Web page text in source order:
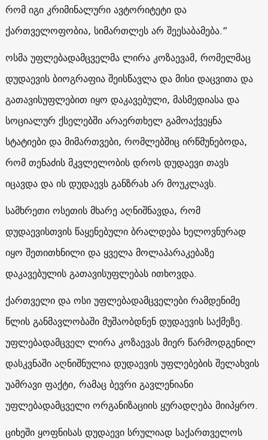
რომ იგი კრიმინალური ავტორიტეტი და
ქართველოფობია, სიმართლეს არ შეესაბამება.”
ოსმა უფლებადამცველმა ლირა კოზაევამ, რომელმაც
დუდაევის ბიოგრაფია შეისწავლა და მისი დაცვითა და
გათავისუფლებით იყო დაკავებული, მასმედიასა და
სოციალურ ქსელებში არაერთხელ გამოაქვეყნა
სტატიები და მიმართვები, რომლებშიც ირწმუნებოდა,
რომ თენაძის მკვლელობის დროს დუდაევი თავს
იცავდა და ის დუდაევს განზრახ არ მოუკლავს.
სამხრეთი ოსეთის მხარე აღნიშნავდა, რომ
დუდაევისთვის წაყენებული ბრალდება ხელოვნურად
იყო შეთითხნილი და ყველა მოლაპარაკებაზე
დაკავებულის გათავისუფლებას ითხოვდა.
ქართველი და ოსი უფლებადამცველები რამდენიმე
წლის განმავლობაში მუშაობდნენ დუდაევის საქმეზე.
უფლებადამცველ ლირა კოზაევას მიერ წარმოდგენილ
დასკვნაში აღნიშნულია დუდაევის უფლებების შელახვის
უამრავი ფაქტი, რამაც ბევრი გავლენიანი
უფლებადამცველი ორგანიზაციის ყურადღება მიიპყრო.
ციხეში ყოფნისას დუდაევი სრულიად საქართველოს